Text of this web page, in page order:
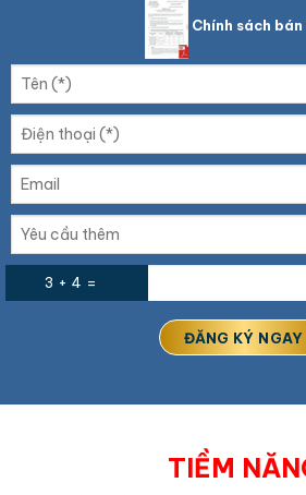
Chính sách bán
3 + 4 =
TIỀM